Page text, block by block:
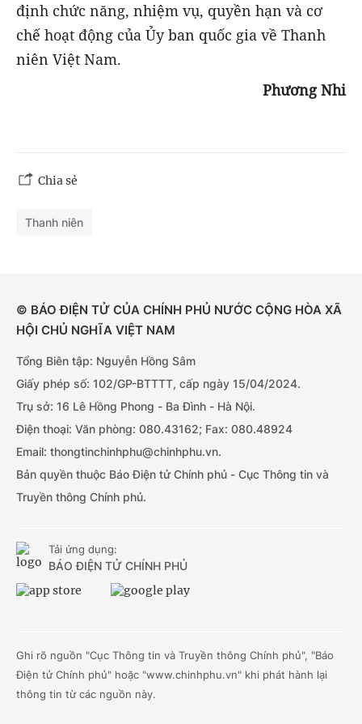
định chức năng, nhiệm vụ, quyền hạn và cơ
chế hoạt động của Ủy ban quốc gia về Thanh
niên Việt Nam.
Phương Nhi
Chia sẻ
Thanh niên
© BÁO ĐIỆN TỬ CỦA CHÍNH PHỦ NƯỚC CỘNG HÒA XÃ
HỘI CHỦ NGHĨA VIỆT NAM
Tổng Biên tập: Nguyễn Hồng Sâm
Giấy phép số: 102/GP-BTTTT, cấp ngày 15/04/2024.
Trụ sở: 16 Lê Hồng Phong - Ba Đình - Hà Nội.
Điện thoại: Văn phòng: 080.43162; Fax: 080.48924
Email: thongtinchinhphu@chinhphu.vn.
Bản quyền thuộc Báo Điện tử Chính phủ - Cục Thông tin và
Truyền thông Chính phủ.
Tải ứng dụng:
BÁO ĐIỆN TỬ CHÍNH PHỦ
Ghi rõ nguồn "Cục Thông tin và Truyền thông Chính phủ", "Báo
Điện tử Chính phủ" hoặc "www.chinhphu.vn" khi phát hành lại
thông tin từ các nguồn này.